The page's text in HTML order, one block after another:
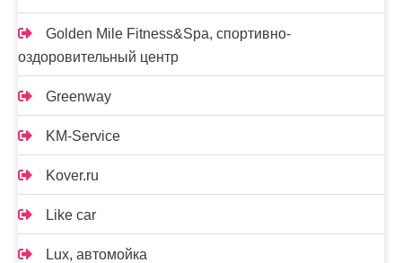
Golden Mile Fitness&Spa, спортивно-
оздоровительный центр
Greenway
KM-Service
Kover.ru
Like car
Lux, автомойка